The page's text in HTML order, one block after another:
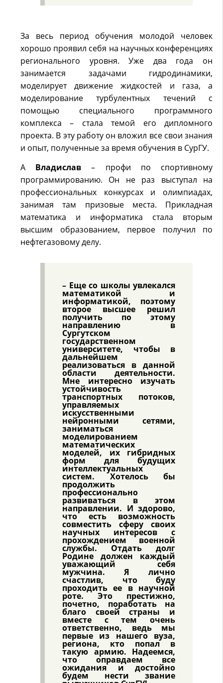
За весь период обучения молодой человек
хорошо проявил себя на научных конференциях
регионального уровня. Уже два года он
занимается задачами гидродинамики,
моделирует движение жидкостей и газа, а
моделирование турбулентных течений с
помощью специального программного
комплекса – стала темой его дипломного
проекта. В эту работу он вложил все свои знания
и опыт, полученные за время обучения в СурГУ.
А Владислав – профи по спортивному
программированию. Он не раз выступал на
профессиональных конкурсах и олимпиадах,
занимая там призовые места. Прикладная
математика и информатика стала вторым
высшим образованием, первое получил по
нефтегазовому делу.
– Еще со школы увлекался
математикой и
информатикой, поэтому
второе высшее решил
получить по этому
направлению в
Сургутском
государственном
университете, чтобы в
дальнейшем
реализоваться в данной
области деятельности.
Мне интересно изучать
устойчивость
транспортных потоков,
управляемых
искусственными
нейронными сетями,
заниматься
моделированием
математических
моделей, их гибридных
форм для будущих
интеллектуальных
систем. Хотелось бы
продолжить
профессионально
развиваться в этом
направлении. И здорово,
что есть возможность
совместить сферу своих
научных интересов с
прохождением военной
службы. Отдать долг
Родине должен каждый
уважающий себя
мужчина. Я лично
счастлив, что буду
проходить ее в научной
роте. Это престижно,
почетно, поработать на
благо своей страны и
вместе с тем очень
ответственно, ведь мы
первые из нашего вуза,
региона, кто попал в
такую армию. Надеемся,
что оправдаем все
ожидания и достойно
будем нести звание